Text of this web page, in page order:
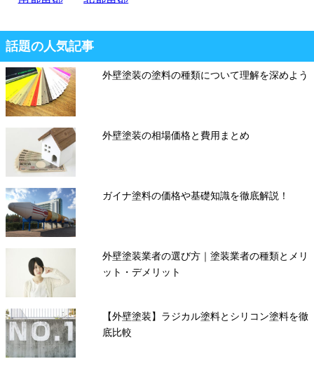
話題の人気記事
外壁塗装の塗料の種類について理解を深めよう
外壁塗装の相場価格と費用まとめ
ガイナ塗料の価格や基礎知識を徹底解説！
外壁塗装業者の選び方｜塗装業者の種類とメリ
ット・デメリット
【外壁塗装】ラジカル塗料とシリコン塗料を徹
底比較